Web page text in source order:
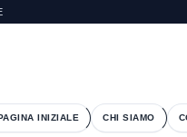
INIZIALE CHI SIAMO